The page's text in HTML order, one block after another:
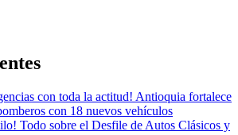
con toda la actitud! Antioquia fortalece
con 18 nuevos vehículos
Todo sobre el Desfile de Autos Clásicos y